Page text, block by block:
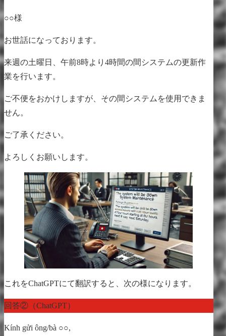
○○様
お世話になっております。
来週の土曜日、午前8時より4時間の間システムの更新作
業を行います。
ご不便をおかけしますが、その間システムを使用できま
せん。
ご了承ください。
よろしくお願いします。
これをChatGPTにて翻訳すると、次の様になります。
回答②（ChatGPT）
Kính gửi ông/bà ○○,